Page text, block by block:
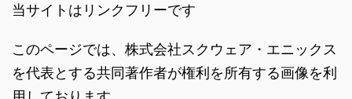
当サイトはリンクフリーです
このページでは、株式会社スクウェア・エニックス
を代表とする共同著作者が権利を所有する画像を利